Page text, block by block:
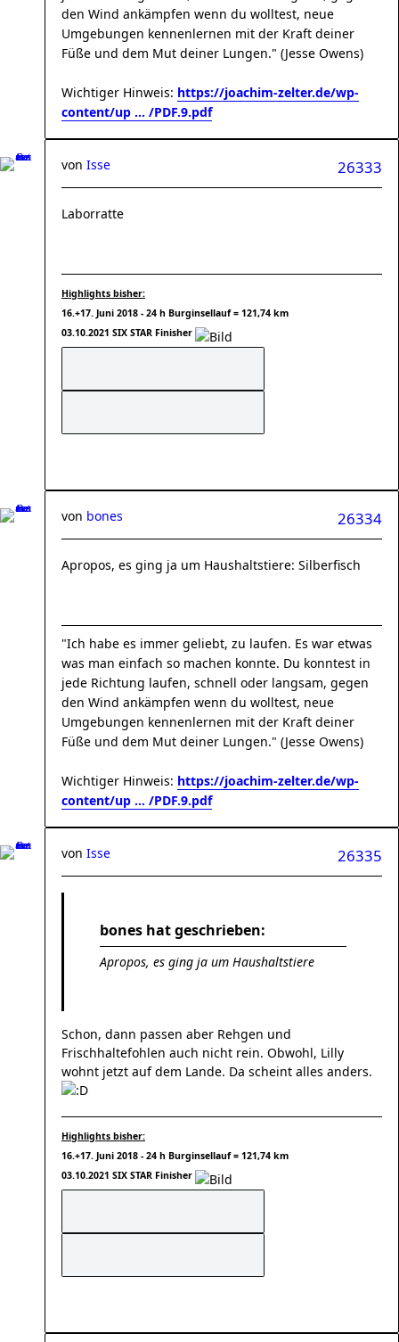
den Wind ankämpfen wenn du wolltest, neue
Umgebungen kennenlernen mit der Kraft deiner
Füße und dem Mut deiner Lungen." (Jesse Owens)
Wichtiger Hinweis: https://joachim-zelter.de/wp-
content/up ... /PDF.9.pdf
26333
von Isse
Laborratte
Highlights bisher:
16.+17. Juni 2018 - 24 h Burginsellauf = 121,74 km
03.10.2021 SIX STAR Finisher
26334
von bones
Apropos, es ging ja um Haushaltstiere: Silberfisch
"Ich habe es immer geliebt, zu laufen. Es war etwas
was man einfach so machen konnte. Du konntest in
jede Richtung laufen, schnell oder langsam, gegen
den Wind ankämpfen wenn du wolltest, neue
Umgebungen kennenlernen mit der Kraft deiner
Füße und dem Mut deiner Lungen." (Jesse Owens)
Wichtiger Hinweis: https://joachim-zelter.de/wp-
content/up ... /PDF.9.pdf
26335
von Isse
bones hat geschrieben:
Apropos, es ging ja um Haushaltstiere
Schon, dann passen aber Rehgen und
Frischhaltefohlen auch nicht rein. Obwohl, Lilly
wohnt jetzt auf dem Lande. Da scheint alles anders.
Highlights bisher:
16.+17. Juni 2018 - 24 h Burginsellauf = 121,74 km
03.10.2021 SIX STAR Finisher